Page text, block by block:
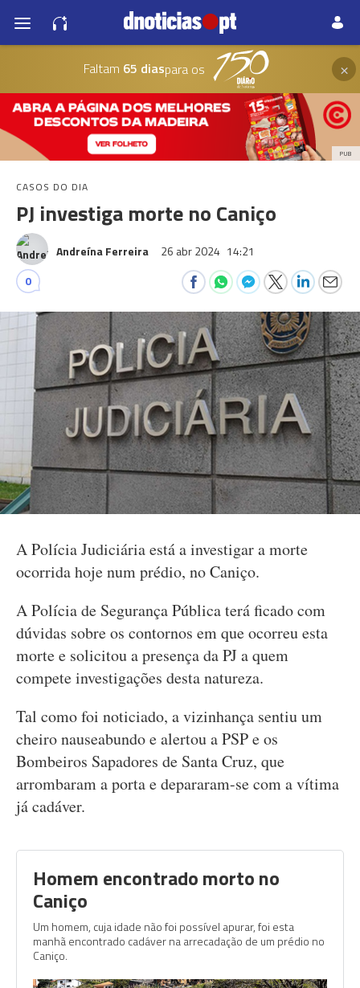
Faltam 65 diaspara os ×
PUB
CASOS DO DIA
PJ investiga morte no Caniço
Andreína Ferreira 26 abr 2024 14:21
0
A Polícia Judiciária está a investigar a morte
ocorrida hoje num prédio, no Caniço.
A Polícia de Segurança Pública terá ficado com
dúvidas sobre os contornos em que ocorreu esta
morte e solicitou a presença da PJ a quem
compete investigações desta natureza.
Tal como foi noticiado, a vizinhança sentiu um
cheiro nauseabundo e alertou a PSP e os
Bombeiros Sapadores de Santa Cruz, que
arrombaram a porta e depararam-se com a vítima
já cadáver.
Homem encontrado morto no
Caniço
Um homem, cuja idade não foi possível apurar, foi esta
manhã encontrado cadáver na arrecadação de um prédio no
Caniço.